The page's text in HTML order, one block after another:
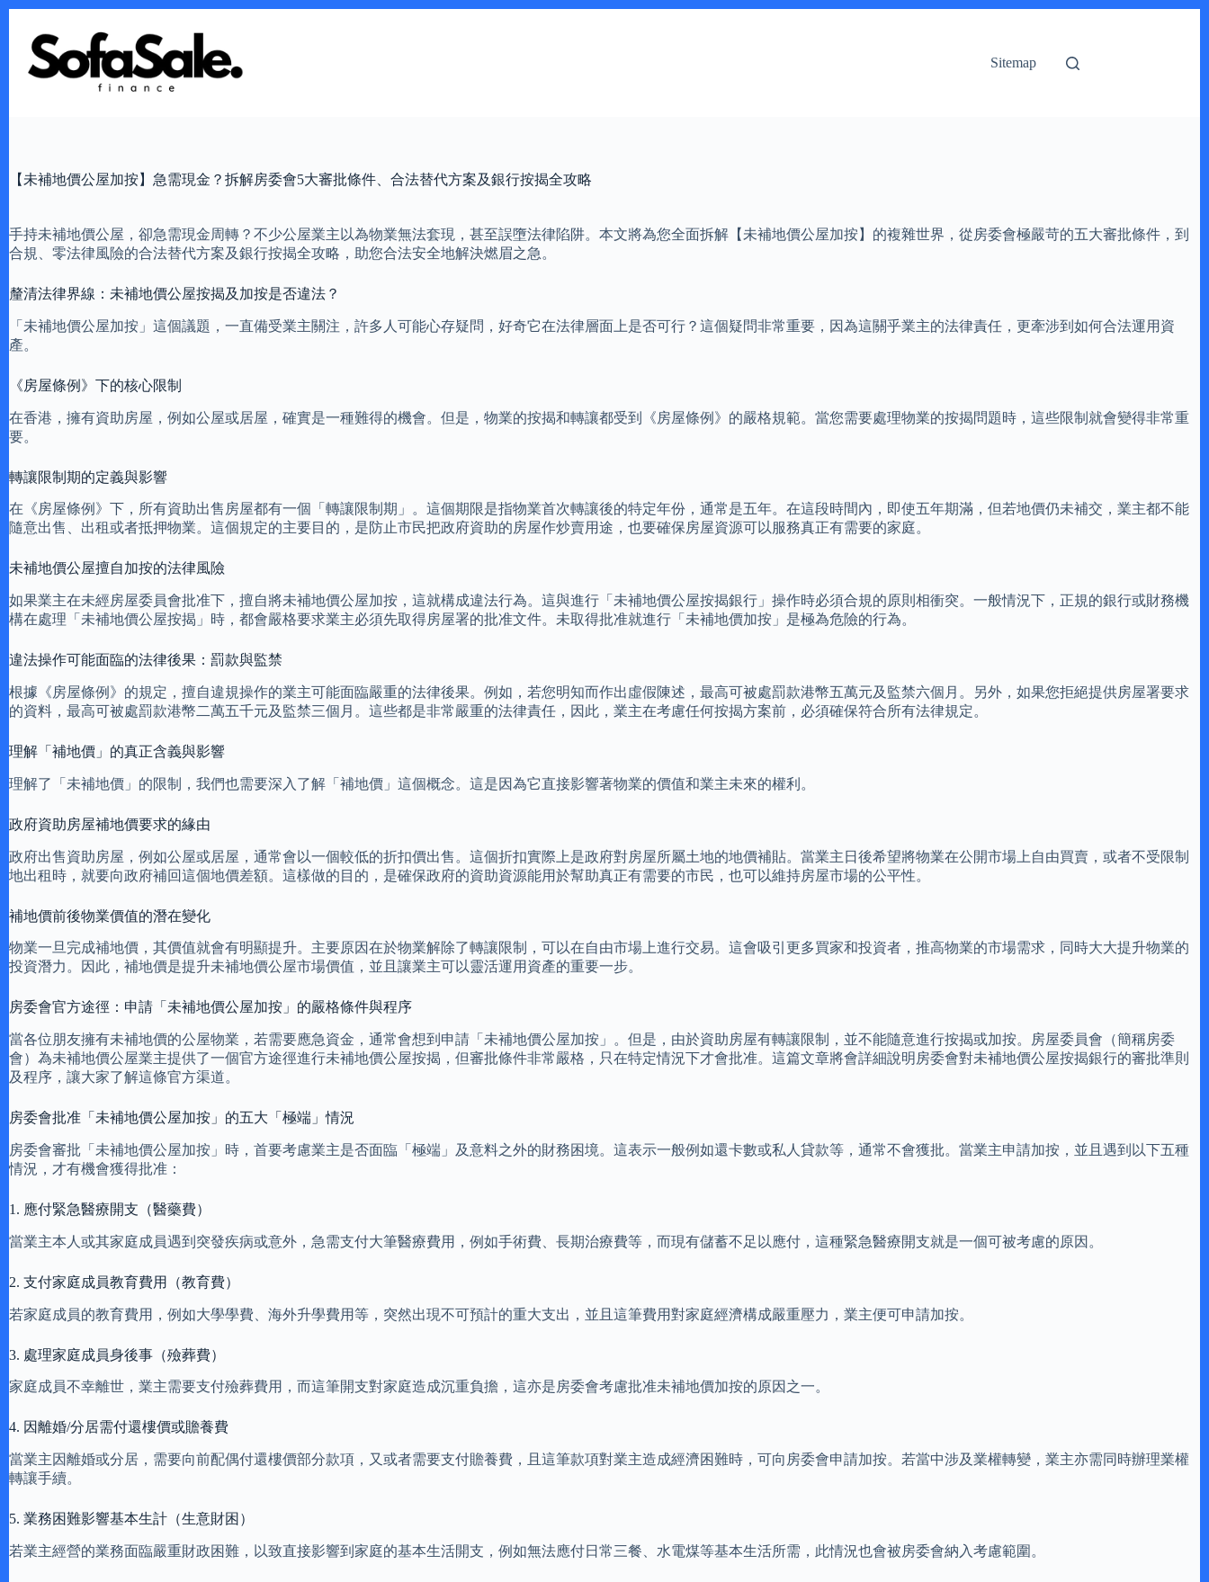
content
Sitemap
【未補地價公屋加按】急需現金？拆解房委會5大審批條件、合法替代方案及銀行按揭全攻略
手持未補地價公屋，卻急需現金周轉？不少公屋業主以為物業無法套現，甚至誤墮法律陷阱。本文將為您全面拆解【未補地價公屋加按】的複雜世界，從房委會極嚴苛的五大審批條件，到
合規、零法律風險的合法替代方案及銀行按揭全攻略，助您合法安全地解決燃眉之急。
釐清法律界線：未補地價公屋按揭及加按是否違法？
「未補地價公屋加按」這個議題，一直備受業主關注，許多人可能心存疑問，好奇它在法律層面上是否可行？這個疑問非常重要，因為這關乎業主的法律責任，更牽涉到如何合法運用資
產。
《房屋條例》下的核心限制
在香港，擁有資助房屋，例如公屋或居屋，確實是一種難得的機會。但是，物業的按揭和轉讓都受到《房屋條例》的嚴格規範。當您需要處理物業的按揭問題時，這些限制就會變得非常重
要。
轉讓限制期的定義與影響
在《房屋條例》下，所有資助出售房屋都有一個「轉讓限制期」。這個期限是指物業首次轉讓後的特定年份，通常是五年。在這段時間內，即使五年期滿，但若地價仍未補交，業主都不能
隨意出售、出租或者抵押物業。這個規定的主要目的，是防止市民把政府資助的房屋作炒賣用途，也要確保房屋資源可以服務真正有需要的家庭。
未補地價公屋擅自加按的法律風險
如果業主在未經房屋委員會批准下，擅自將未補地價公屋加按，這就構成違法行為。這與進行「未補地價公屋按揭銀行」操作時必須合規的原則相衝突。一般情況下，正規的銀行或財務機
構在處理「未補地價公屋按揭」時，都會嚴格要求業主必須先取得房屋署的批准文件。未取得批准就進行「未補地價加按」是極為危險的行為。
違法操作可能面臨的法律後果：罰款與監禁
根據《房屋條例》的規定，擅自違規操作的業主可能面臨嚴重的法律後果。例如，若您明知而作出虛假陳述，最高可被處罰款港幣五萬元及監禁六個月。另外，如果您拒絕提供房屋署要求
的資料，最高可被處罰款港幣二萬五千元及監禁三個月。這些都是非常嚴重的法律責任，因此，業主在考慮任何按揭方案前，必須確保符合所有法律規定。
理解「補地價」的真正含義與影響
理解了「未補地價」的限制，我們也需要深入了解「補地價」這個概念。這是因為它直接影響著物業的價值和業主未來的權利。
政府資助房屋補地價要求的緣由
政府出售資助房屋，例如公屋或居屋，通常會以一個較低的折扣價出售。這個折扣實際上是政府對房屋所屬土地的地價補貼。當業主日後希望將物業在公開市場上自由買賣，或者不受限制
地出租時，就要向政府補回這個地價差額。這樣做的目的，是確保政府的資助資源能用於幫助真正有需要的市民，也可以維持房屋市場的公平性。
補地價前後物業價值的潛在變化
物業一旦完成補地價，其價值就會有明顯提升。主要原因在於物業解除了轉讓限制，可以在自由市場上進行交易。這會吸引更多買家和投資者，推高物業的市場需求，同時大大提升物業的
投資潛力。因此，補地價是提升未補地價公屋市場價值，並且讓業主可以靈活運用資產的重要一步。
房委會官方途徑：申請「未補地價公屋加按」的嚴格條件與程序
當各位朋友擁有未補地價的公屋物業，若需要應急資金，通常會想到申請「未補地價公屋加按」。但是，由於資助房屋有轉讓限制，並不能隨意進行按揭或加按。房屋委員會（簡稱房委
會）為未補地價公屋業主提供了一個官方途徑進行未補地價公屋按揭，但審批條件非常嚴格，只在特定情況下才會批准。這篇文章將會詳細說明房委會對未補地價公屋按揭銀行的審批準則
及程序，讓大家了解這條官方渠道。
房委會批准「未補地價公屋加按」的五大「極端」情況
房委會審批「未補地價公屋加按」時，首要考慮業主是否面臨「極端」及意料之外的財務困境。這表示一般例如還卡數或私人貸款等，通常不會獲批。當業主申請加按，並且遇到以下五種
情況，才有機會獲得批准：
1. 應付緊急醫療開支（醫藥費）
當業主本人或其家庭成員遇到突發疾病或意外，急需支付大筆醫療費用，例如手術費、長期治療費等，而現有儲蓄不足以應付，這種緊急醫療開支就是一個可被考慮的原因。
2. 支付家庭成員教育費用（教育費）
若家庭成員的教育費用，例如大學學費、海外升學費用等，突然出現不可預計的重大支出，並且這筆費用對家庭經濟構成嚴重壓力，業主便可申請加按。
3. 處理家庭成員身後事（殮葬費）
家庭成員不幸離世，業主需要支付殮葬費用，而這筆開支對家庭造成沉重負擔，這亦是房委會考慮批准未補地價加按的原因之一。
4. 因離婚/分居需付還樓價或贍養費
當業主因離婚或分居，需要向前配偶付還樓價部分款項，又或者需要支付贍養費，且這筆款項對業主造成經濟困難時，可向房委會申請加按。若當中涉及業權轉變，業主亦需同時辦理業權
轉讓手續。
5. 業務困難影響基本生計（生意財困）
若業主經營的業務面臨嚴重財政困難，以致直接影響到家庭的基本生活開支，例如無法應付日常三餐、水電煤等基本生活所需，此情況也會被房委會納入考慮範圍。